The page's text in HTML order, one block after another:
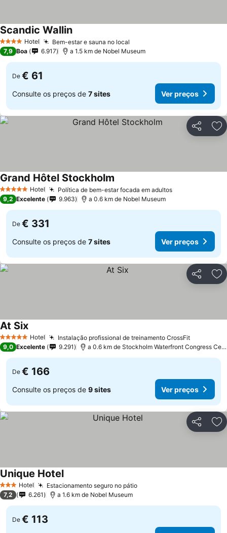
4 EstrelasHotel Bem-estar e sauna no local
Scandic Wallin
7,9 Boa 6.917 a 1.5 km de Nobel Museum
De € 61
Consulte os preços de 7 sites Ver preços
Partilhar
5 Estrelas Hotel Política de bem-estar focada em adultos
Grand Hôtel Stockholm
9,2 Excelente 9.963 a 0.6 km de Nobel Museum
De € 331
Consulte os preços de 7 sites Ver preços
Partilhar
5 Estrelas Hotel Instalação profissional de treinamento CrossFit
At Six
9,0 Excelente 9.291 a 0.6 km de Stockholm Waterfront Congress Centre
De € 166
Consulte os preços de 9 sites Ver preços
Partilhar
3 EstrelasHotel Estacionamento seguro no pátio
Unique Hotel
7,2 6.261 a 1.6 km de Nobel Museum
De € 113